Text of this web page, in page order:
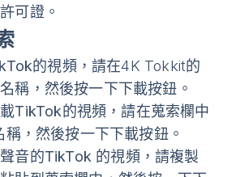
可證。
的視頻 ，請在4K Tokkit的
稱，然後按一下下載按鈕。
TikTok的視頻 ，請在蒐索欄中
稱，然後按一下下載按鈕。
音的TikTok 的視頻 ，請複製